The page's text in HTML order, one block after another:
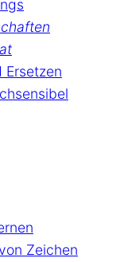
Zeichen